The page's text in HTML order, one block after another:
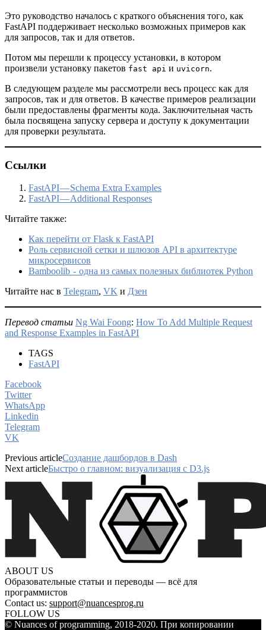
Это руководство началось с краткого объяснения того, как
FastAPI поддерживает несколько возможных примеров как
для запросов, так и для ответов.
Потом мы перешли к процессу установки, в котором
произвели установку пакетов fast api и uvicorn.
В следующем разделе мы рассмотрели весь процесс как для
запросов, так и для ответов. В качестве примеров реализации
были предоставлены фрагменты кода. Заключительная часть
была посвящена запуску сервера и доступу к документации
для проверки результата.
Ссылки
FastAPI — Schema Extra Examples
FastAPI — Additional Responses
Читайте также:
Как перейти от Flask к FastAPI
Роль сервисной сетки и шлюзов API в архитектуре
микросервисов
Bamboolib - одна из самых полезных библиотек Python
Читайте нас в Telegram, VK и Дзен
Перевод статьи Ng Wai Foong: How To Add Multiple Request
and Response Examples in FastAPI
TAGS
FastAPI
Facebook
Twitter
WhatsApp
Linkedin
Telegram
VK
Previous articleСоздание дашбордов в Dash
Next articleБыстро о главном: визуализация с D3.js
ABOUT US
Образовательные статьи и переводы — всё для
программистов
Contact us: support@nuancesprog.ru
FOLLOW US
© Nuances of programming, 2018-2020. При копировании